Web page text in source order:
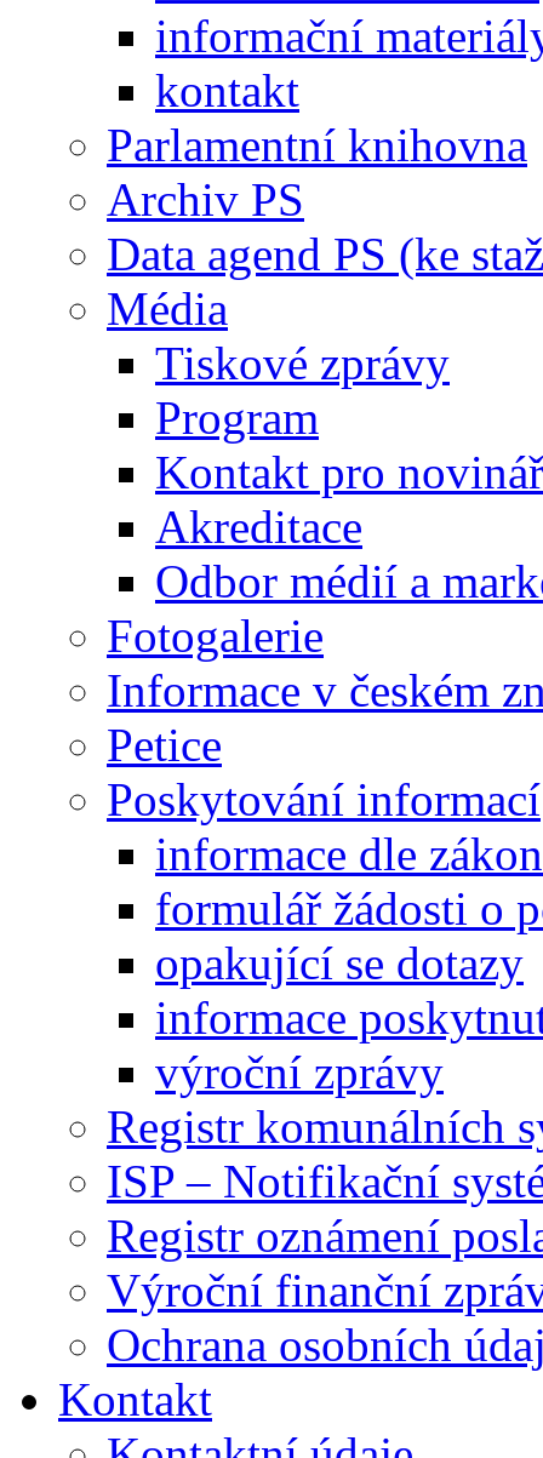
informační
kontakt
Parlamentní knihovna
Archiv PS
Data agend PS (ke
Média
Tiskové zprávy
Program
Kontakt pro
Akreditace
Odbor médií a
Fotogalerie
Informace v českém
Petice
Poskytování informací
informace dle
formulář žádosti o
opakující se dotazy
informace
výroční zprávy
Registr komunálních
ISP – Notifikační
Registr oznámení
Výroční finanční
Ochrana osobních
Kontakt